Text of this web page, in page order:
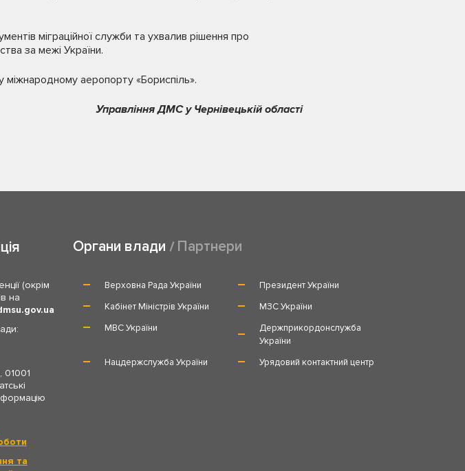
міграційної служби та ухвалив рішення про
за межі України.
міжнародному аеропорту «Бориспіль».
Управління ДМС у Чернівецькій області
(окрім
на
01001
та
Органи влади Партнери
Верховна Рада України
Президент України
Кабінет Міністрів України
МЗС України
МВС України
Держприкордонслужба
України
Нацдержслужба України
Урядовий контактний центр